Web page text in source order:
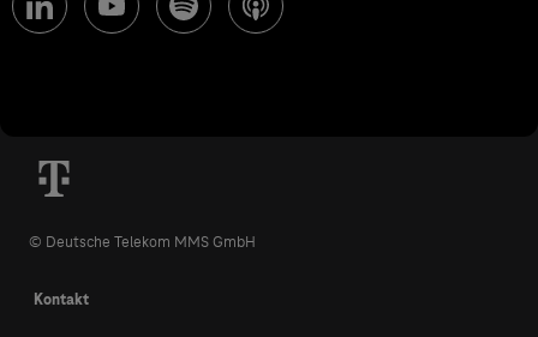
© Deutsche Telekom MMS GmbH
Kontakt